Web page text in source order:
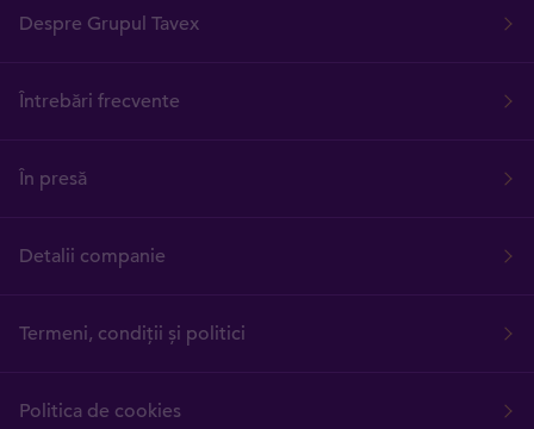
Despre Grupul Tavex
Întrebări frecvente
În presă
Detalii companie
Termeni, condiții și politici
Politica de cookies